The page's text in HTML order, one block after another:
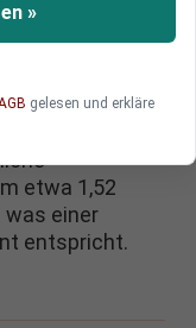
einen
werden.
etwa 1,52
einer
entspricht.
»
gelesen und erkläre